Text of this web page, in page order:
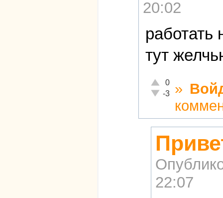
20:02
работать
тут
Отлично!
0
Неадекватно!
-3 »
22:07